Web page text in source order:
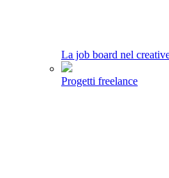
La job board nel
Progetti freelance